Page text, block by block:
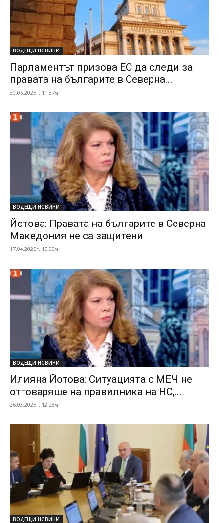
ВОДЕЩИ НОВИНИ
Парламентът призова ЕС да следи за
правата на българите в Северна...
30.05.2025г. 11:37ч.
ВОДЕЩИ НОВИНИ
Йотова: Правата на българите в Северна
Македония не са защитени
17.04.2025г. 15:02ч.
ВОДЕЩИ НОВИНИ
Илияна Йотова: Ситуацията с МЕЧ не
отговаряше на правилника на НС,...
26.03.2025г. 12:28ч.
ВОДЕЩИ НОВИНИ